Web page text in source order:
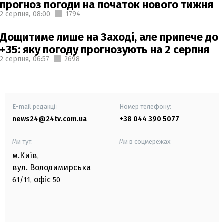
прогноз погоди на початок нового тижня
2 серпня, 08:00 1794
Дощитиме лише на Заході, але припече до
+35: яку погоду прогнозують на 2 серпня
2 серпня, 06:57 2698
E-mail редакції
news24@24tv.com.ua
Номер телефону:
+38 044 390 5077
Ми тут:
м.Київ,
вул. Володимирська
61/11, офіс 50
Ми в соцмережах: